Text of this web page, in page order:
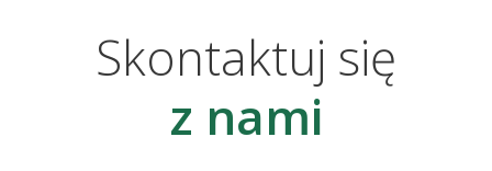
Skontaktuj się
z nami